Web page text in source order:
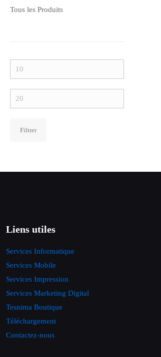
Tous les Produits
Filtrer
Liens utiles
Services Informatique
Services Mobile
Services Impression
Services Marketing Digital
Tesnima Boutique
Téléchargement
Contactez-nous